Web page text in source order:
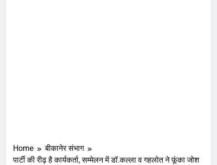
Home
बीकानेर संभाग
पार्टी की रीढ़ है कार्यकर्ता, सम्मेलन में डॉ.कल्ला व गहलोत ने फूंका जोश